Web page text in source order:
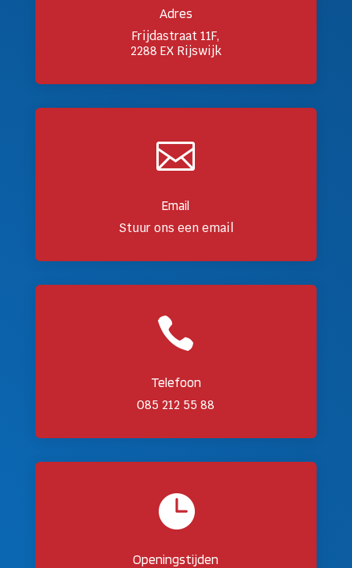
Adres
Frijdastraat 11F,
2288 EX Rijswijk

Email
Stuur ons een email

Telefoon
085 212 55 88

Openingstijden